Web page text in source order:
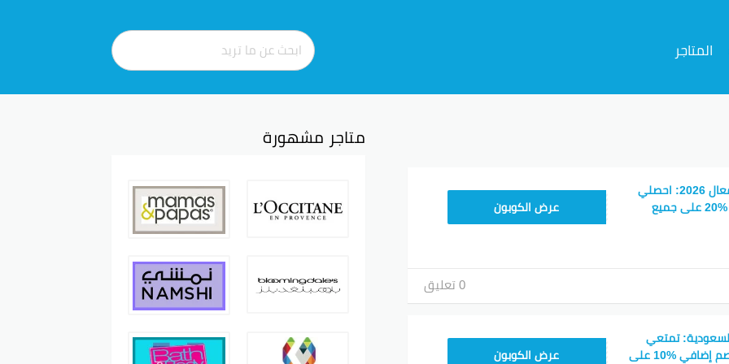
المتاجر
كود خصم فارفيتش فعال 2026: احصلي
على الخصم الإضافي %20 على جميع
NC15FFعرض الكوبون
0 تعليق
تمتعي
بخصم %30-%65 وخصم إضافي %10 على
NC15FFعرض الكوبون
متاجر مشهورة